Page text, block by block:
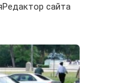
сайта